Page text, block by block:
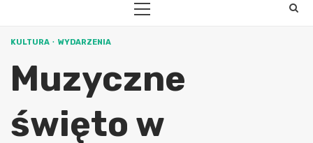
PRIMARY
KULTURA WYDARZENIA
Muzyczne
święto w